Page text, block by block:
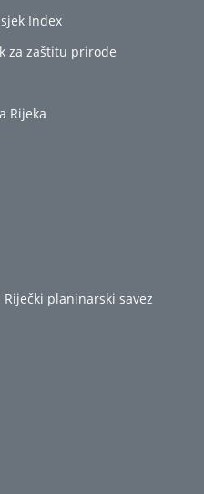
Index
za zaštitu prirode
Rijeka
Riječki planinarski savez